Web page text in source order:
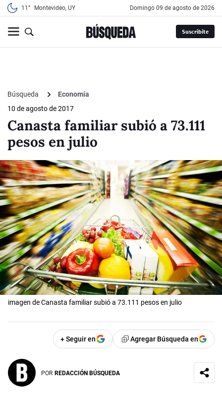
11° Montevideo, UY domingo 09 de agosto de 2026
Suscribite
Búsqueda
Economía
10 de agosto de 2017
Canasta familiar subió a 73.111
pesos en julio
imagen de Canasta familiar subió a 73.111 pesos en julio
+ Seguir en Agregar Búsqueda en
POR REDACCIÓN BÚSQUEDA